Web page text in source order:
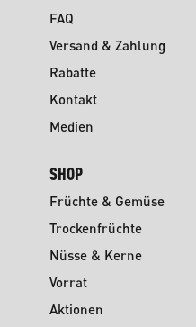
FAQ
Versand & Zahlung
Rabatte
Kontakt
Medien
SHOP
Früchte & Gemüse
Trockenfrüchte
Nüsse & Kerne
Vorrat
Aktionen